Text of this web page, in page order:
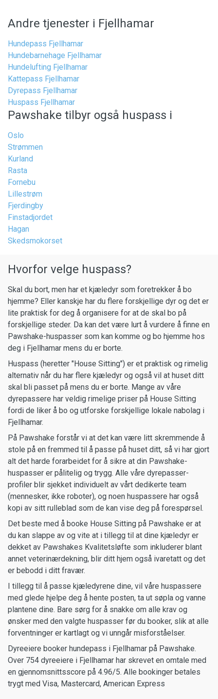
Andre tjenester i Fjellhamar
Hundepass Fjellhamar
Hundebarnehage Fjellhamar
Hundelufting Fjellhamar
Kattepass Fjellhamar
Dyrepass Fjellhamar
Huspass Fjellhamar
Pawshake tilbyr også huspass i
Oslo
Strømmen
Kurland
Rasta
Fornebu
Lillestrøm
Fjerdingby
Finstadjordet
Hagan
Skedsmokorset
Hvorfor velge huspass?
Skal du bort, men har et kjæledyr som foretrekker å bo
hjemme? Eller kanskje har du flere forskjellige dyr og det er
lite praktisk for deg å organisere for at de skal bo på
forskjellige steder. Da kan det være lurt å vurdere å finne en
Pawshake-huspasser som kan komme og bo hjemme hos
deg i Fjellhamar mens du er borte.
Huspass (heretter "House Sitting") er et praktisk og rimelig
alternativ når du har flere kjæledyr og også vil at huset ditt
skal bli passet på mens du er borte. Mange av våre
dyrepassere har veldig rimelige priser på House Sitting
fordi de liker å bo og utforske forskjellige lokale nabolag i
Fjellhamar.
På Pawshake forstår vi at det kan være litt skremmende å
stole på en fremmed til å passe på huset ditt, så vi har gjort
alt det harde forarbeidet for å sikre at din Pawshake-
huspasser er pålitelig og trygg. Alle våre dyrepasser-
profiler blir sjekket individuelt av vårt dedikerte team
(mennesker, ikke roboter), og noen huspassere har også
kopi av sitt rulleblad som de kan vise deg på forespørsel.
Det beste med å booke House Sitting på Pawshake er at
du kan slappe av og vite at i tillegg til at dine kjæledyr er
dekket av Pawshakes Kvalitetsløfte som inkluderer blant
annet veterinærdekning, blir ditt hjem også ivaretatt og det
er bebodd i ditt fravær.
I tillegg til å passe kjæledyrene dine, vil våre huspassere
med glede hjelpe deg å hente posten, ta ut søpla og vanne
plantene dine. Bare sørg for å snakke om alle krav og
ønsker med den valgte huspasser før du booker, slik at alle
forventninger er kartlagt og vi unngår misforståelser.
Dyreeiere booker hundepass i Fjellhamar på Pawshake.
Over 754 dyreeiere i Fjellhamar har skrevet en omtale med
en gjennomsnittsscore på 4.96/5. Alle bookinger betales
trygt med Visa, Mastercard, American Express